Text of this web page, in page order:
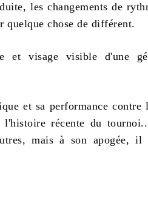
les changements de
quelque chose de différent.
visage visible d'une
et sa performance contre
récente du
mais à son apogée, il